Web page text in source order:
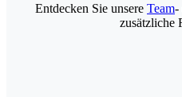
Entdecken Sie unsere Team-
zusätzliche